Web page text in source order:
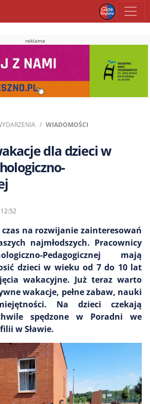
reklama
WIADOMOŚCI
dla dzieci w
na rozwijanie zainteresowań
najmłodszych. Pracownicy
Pedagogicznej mają
dzieci w wieku od 7 do 10 lat
wakacyjne. Już teraz warto
wakacje, pełne zabaw, nauki
Na dzieci czekają
spędzone w Poradni we
w Sławie.